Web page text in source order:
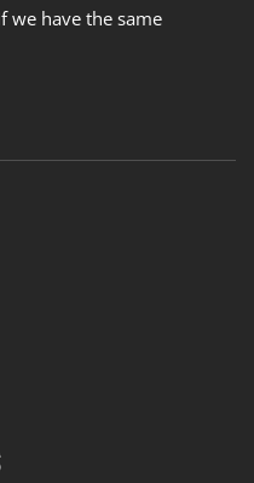
we have the same